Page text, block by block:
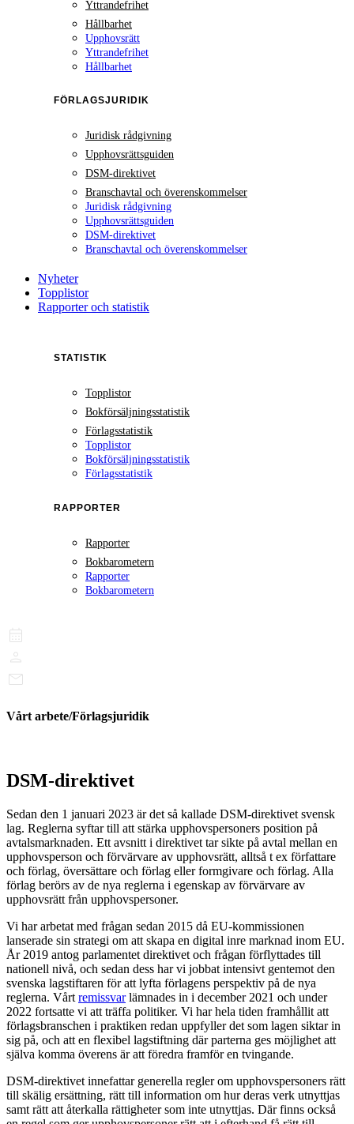
Yttrandefrihet
Hållbarhet
Upphovsrätt
Yttrandefrihet
Hållbarhet
FÖRLAGSJURIDIK
Juridisk rådgivning
Upphovsrättsguiden
DSM-direktivet
Branschavtal och överenskommelser
Juridisk rådgivning
Upphovsrättsguiden
DSM-direktivet
Branschavtal och överenskommelser
Nyheter
Topplistor
Rapporter och statistik
STATISTIK
Topplistor
Bokförsäljningsstatistik
Förlagsstatistik
Topplistor
Bokförsäljningsstatistik
Förlagsstatistik
RAPPORTER
Rapporter
Bokbarometern
Rapporter
Bokbarometern
Vårt arbete/Förlagsjuridik
DSM-direktivet
Sedan den 1 januari 2023 är det så kallade DSM-direktivet svensk
lag. Reglerna syftar till att stärka upphovspersoners position på
avtalsmarknaden. Ett avsnitt i direktivet tar sikte på avtal mellan en
upphovsperson och förvärvare av upphovsrätt, alltså t ex författare
och förlag, översättare och förlag eller formgivare och förlag. Alla
förlag berörs av de nya reglerna i egenskap av förvärvare av
upphovsrätt från upphovspersoner.
Vi har arbetat med frågan sedan 2015 då EU-kommissionen
lanserade sin strategi om att skapa en digital inre marknad inom EU.
År 2019 antog parlamentet direktivet och frågan förflyttades till
nationell nivå, och sedan dess har vi jobbat intensivt gentemot den
svenska lagstiftaren för att lyfta förlagens perspektiv på de nya
reglerna. Vårt remissvarlämnades in i december 2021 och under
2022 fortsatte vi att träffa politiker. Vi har hela tiden framhållit att
förlagsbranschen i praktiken redan uppfyller det som lagen siktar in
sig på, och att en flexibel lagstiftning där parterna ges möjlighet att
själva komma överens är att föredra framför en tvingande.
DSM-direktivet innefattar generella regler om upphovspersoners rätt
till skälig ersättning, rätt till information om hur deras verk utnyttjas
samt rätt att återkalla rättigheter som inte utnyttjas. Där finns också